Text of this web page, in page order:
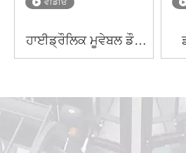
ਹਾਈਡ੍ਰੌਲਿਕ ਮੂਵੇਬਲ ਡੌਕ
ਰੈਂਪ